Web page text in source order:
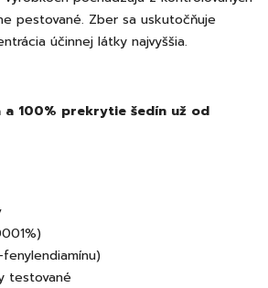
pestované. Zber sa uskutočňuje
účinnej látky najvyššia.
100% prekrytie šedín už od
testované